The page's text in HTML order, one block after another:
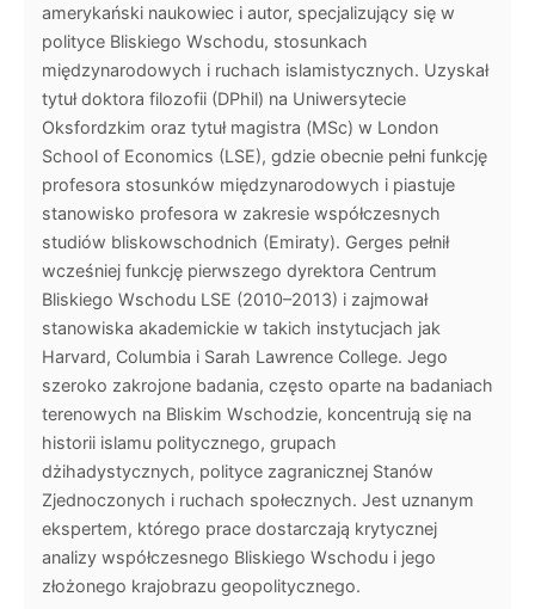
amerykański naukowiec i autor, specjalizujący się w
polityce Bliskiego Wschodu, stosunkach
międzynarodowych i ruchach islamistycznych. Uzyskał
tytuł doktora filozofii (DPhil) na Uniwersytecie
Oksfordzkim oraz tytuł magistra (MSc) w London
School of Economics (LSE), gdzie obecnie pełni funkcję
profesora stosunków międzynarodowych i piastuje
stanowisko profesora w zakresie współczesnych
studiów bliskowschodnich (Emiraty). Gerges pełnił
wcześniej funkcję pierwszego dyrektora Centrum
Bliskiego Wschodu LSE (2010–2013) i zajmował
stanowiska akademickie w takich instytucjach jak
Harvard, Columbia i Sarah Lawrence College. Jego
szeroko zakrojone badania, często oparte na badaniach
terenowych na Bliskim Wschodzie, koncentrują się na
historii islamu politycznego, grupach
dżihadystycznych, polityce zagranicznej Stanów
Zjednoczonych i ruchach społecznych. Jest uznanym
ekspertem, którego prace dostarczają krytycznej
analizy współczesnego Bliskiego Wschodu i jego
złożonego krajobrazu geopolitycznego.